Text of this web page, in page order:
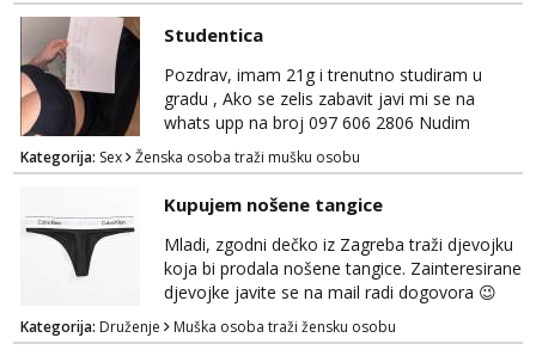
Studentica
Pozdrav, imam 21g i trenutno studiram u
gradu , Ako se zelis zabavit javi mi se na
whats upp na broj 097 606 2806 Nudim
razme vrste zabave uzivo i online
Kategorija: Sex Ženska osoba traži mušku osobu
Kupujem nošene tangice
Mladi, zgodni dečko iz Zagreba traži djevojku
koja bi prodala nošene tangice. Zainteresirane
djevojke javite se na mail radi dogovora 😉
Kategorija: Druženje Muška osoba traži žensku osobu